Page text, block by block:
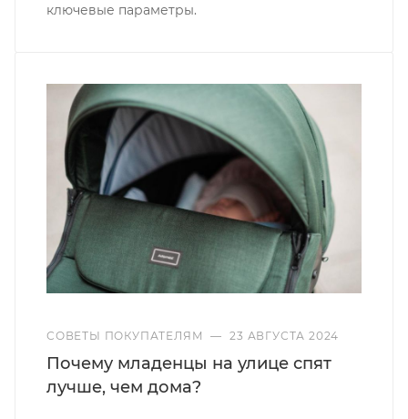
ключевые параметры.
СОВЕТЫ ПОКУПАТЕЛЯМ — 23 АВГУСТА 2024
Почему младенцы на улице спят
лучше, чем дома?